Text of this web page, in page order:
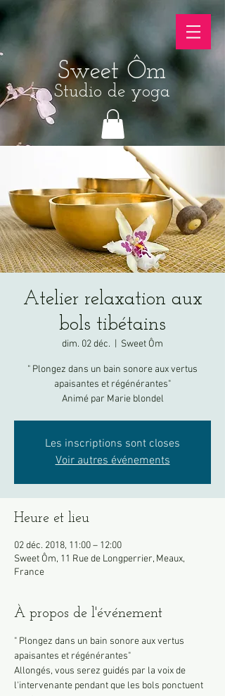
Sweet Ôm
Studio de yoga
Atelier relaxation aux
bols tibétains
dim. 02 déc. Sweet Ôm
" Plongez dans un bain sonore aux vertus
apaisantes et régénérantes"
Animé par Marie blondel
Les inscriptions sont closes
Voir autres événements
Heure et lieu
02 déc. 2018, 11:00 – 12:00
Sweet Ôm, 11 Rue de Longperrier, Meaux,
France
À propos de l'événement
" Plongez dans un bain sonore aux vertus
apaisantes et régénérantes"
Allongés, vous serez guidés par la voix de
l'intervenante pendant que les bols ponctuent